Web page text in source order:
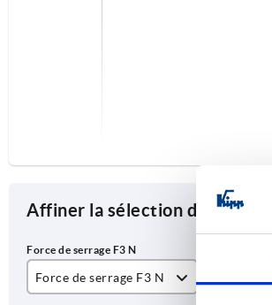
Affiner la sélection des articles
Force de serrage F3 N